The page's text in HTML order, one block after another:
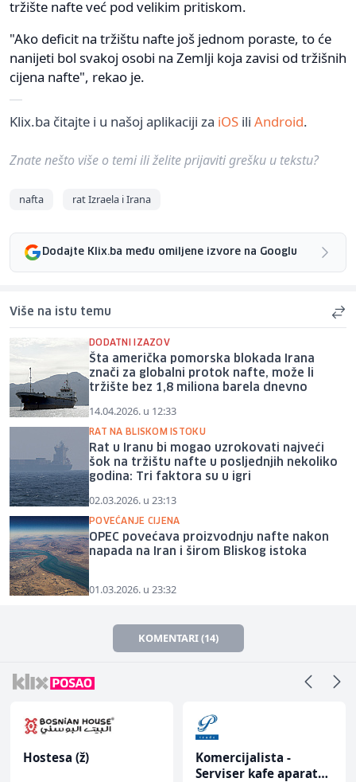
tržište nafte već pod velikim pritiskom.
"Ako deficit na tržištu nafte još jednom poraste, to će
nanijeti bol svakoj osobi na Zemlji koja zavisi od tržišnih
cijena nafte", rekao je.
Klix.ba čitajte i u našoj aplikaciji za iOS ili Android.
Znate nešto više o temi ili želite prijaviti grešku u tekstu?
nafta rat Izraela i Irana
Dodajte Klix.ba među omiljene izvore na Googlu
Više na istu temu
DODATNI IZAZOV
Šta američka pomorska blokada Irana
znači za globalni protok nafte, može li
tržište bez 1,8 miliona barela dnevno
14.04.2026. u 12:33
RAT NA BLISKOM ISTOKU
Rat u Iranu bi mogao uzrokovati najveći
šok na tržištu nafte u posljednjih nekoliko
godina: Tri faktora su u igri
02.03.2026. u 23:13
POVEĆANJE CIJENA
OPEC povećava proizvodnju nafte nakon
napada na Iran i širom Bliskog istoka
01.03.2026. u 23:32
KOMENTARI (14)
Hostesa (ž)
Komercijalista -
Serviser kafe aparata